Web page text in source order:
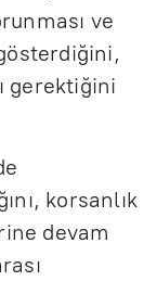
ve
gerektiğini
korsanlık
devam